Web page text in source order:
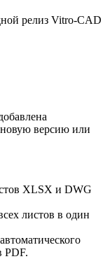
релиз Vitro-CAD
новую версию или
XLSX и DWG
листов в один
PDF.